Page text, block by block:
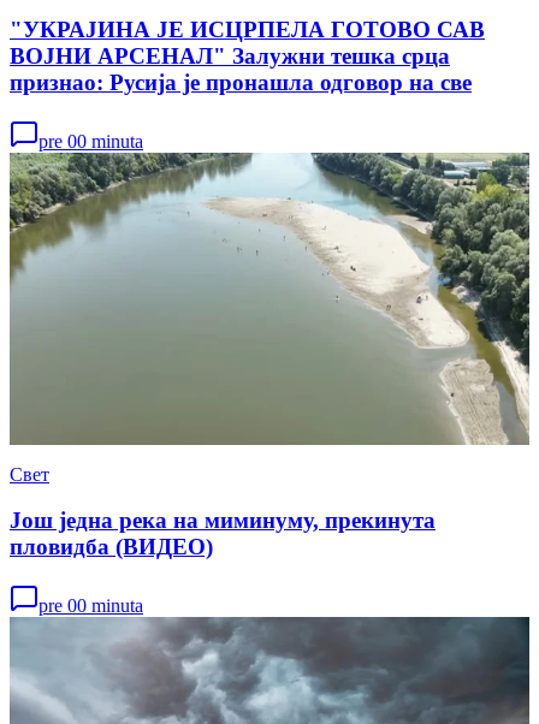
"УКРАЈИНА ЈЕ ИСЦРПЕЛА ГОТОВО САВ
ВОЈНИ АРСЕНАЛ" Залужни тешка срца
признао: Русија је пронашла одговор на све
pre 00 minuta
Свет
Још једна река на миминуму, прекинута
пловидба (ВИДЕО)
pre 00 minuta